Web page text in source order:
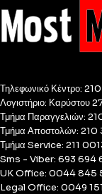
Τηλεφωνικό Κέντρο:
Λογιστήριο: Καρύστου
Τμήμα Παραγγελιών:
Τμήμα Αποστολών:
Τμήμα Service: 211
Sms - Viber: 693 694
UK Office: 0044 845
Legal Office: 0049